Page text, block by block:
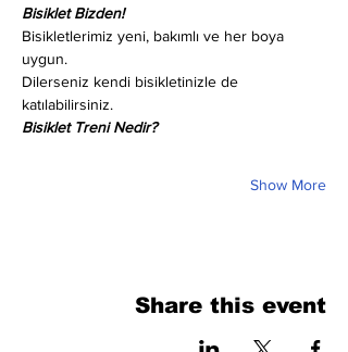
Bisiklet Bizden!
Bisikletlerimiz yeni, bakımlı ve her boya
uygun.
Dilerseniz kendi bisikletinizle de
katılabilirsiniz.
Bisiklet Treni Nedir?
Show More
Share this event